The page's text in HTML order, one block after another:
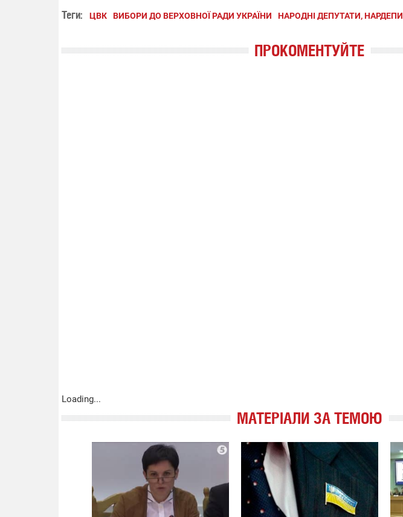
Теги: ЦВК ВИБОРИ ДО ВЕРХОВНОЇ РАДИ УКРАЇНИ НАРОДНІ ДЕПУТАТИ, НАРДЕПИ
ПРОКОМЕНТУЙТЕ
Loading...
МАТЕРІАЛИ ЗА ТЕМОЮ